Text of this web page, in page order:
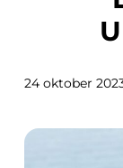
24 oktober